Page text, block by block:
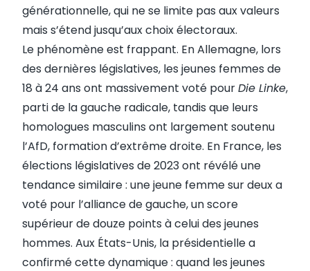
générationnelle, qui ne se limite pas aux valeurs
mais s’étend jusqu’aux choix électoraux.
Le phénomène est frappant. En Allemagne, lors
des dernières législatives, les jeunes femmes de
18 à 24 ans ont massivement voté pourDie Linke,
parti de la gauche radicale, tandis que leurs
homologues masculins ont largement soutenu
l’AfD, formation d’extrême droite. En France, les
élections législatives de 2023 ont révélé une
tendance similaire : une jeune femme sur deux a
voté pour l’alliance de gauche, un score
supérieur de douze points à celui des jeunes
hommes. Aux États-Unis, la présidentielle a
confirmé cette dynamique : quand les jeunes